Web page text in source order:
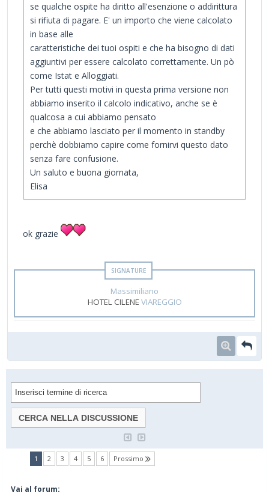
se qualche ospite ha diritto all'esenzione o addirittura
si rifiuta di pagare. E' un importo che viene calcolato
in base alle
caratteristiche dei tuoi ospiti e che ha bisogno di dati
aggiuntivi per essere calcolato correttamente. Un pò
come Istat e Alloggiati.
Per tutti questi motivi in questa prima versione non
abbiamo inserito il calcolo indicativo, anche se è
qualcosa a cui abbiamo pensato
e che abbiamo lasciato per il momento in standby
perchè dobbiamo capire come fornirvi questo dato
senza fare confusione.
Un saluto e buona giornata,
Elisa
ok grazie
Massimiliano
HOTEL CILENEVIAREGGIO
1 (current)
2 3 4 5 6 Prossimo
Vai al forum: